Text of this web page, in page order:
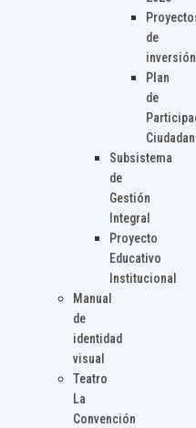
de
inversión
Plan
de
Subsistema
de
Gestión
Integral
Proyecto
Educativo
Institucional
Manual
de
identidad
visual
Teatro
La
Convención